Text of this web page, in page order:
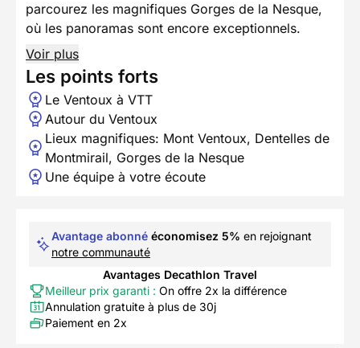
parcourez les magnifiques Gorges de la Nesque,
où les panoramas sont encore exceptionnels.
Voir plus
Les points forts
Le Ventoux à VTT
Autour du Ventoux
Lieux magnifiques: Mont Ventoux, Dentelles de
Montmirail, Gorges de la Nesque
Une équipe à votre écoute
Avantage abonné économisez 5% en rejoignant
notre communauté
Avantages Decathlon Travel
Meilleur prix garanti : On offre 2x la différence
Annulation gratuite à plus de 30j
Paiement en 2x